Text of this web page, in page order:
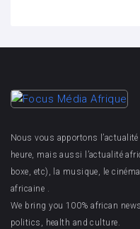
Nous vous apportons
heure, mais aussi l’actualité
boxe, etc), la musique, le
africaine .
We bring you 100% african
politics, health and culture.